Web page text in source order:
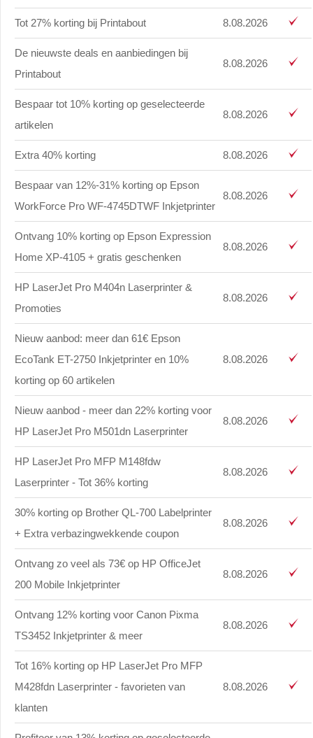
Tot 27% korting bij Printabout 8.08.2026
De nieuwste deals en aanbiedingen bij
Printabout
8.08.2026
Bespaar tot 10% korting op geselecteerde
artikelen
8.08.2026
Extra 40% korting 8.08.2026
Bespaar van 12%-31% korting op Epson
WorkForce Pro WF-4745DTWF Inkjetprinter
8.08.2026
Ontvang 10% korting op Epson Expression
Home XP-4105 + gratis geschenken
8.08.2026
HP LaserJet Pro M404n Laserprinter &
Promoties
8.08.2026
Nieuw aanbod: meer dan 61€ Epson
EcoTank ET-2750 Inkjetprinter en 10%
korting op 60 artikelen
8.08.2026
Nieuw aanbod - meer dan 22% korting voor
HP LaserJet Pro M501dn Laserprinter
8.08.2026
HP LaserJet Pro MFP M148fdw
Laserprinter - Tot 36% korting
8.08.2026
30% korting op Brother QL-700 Labelprinter
+ Extra verbazingwekkende coupon
8.08.2026
Ontvang zo veel als 73€ op HP OfficeJet
200 Mobile Inkjetprinter
8.08.2026
Ontvang 12% korting voor Canon Pixma
TS3452 Inkjetprinter & meer
8.08.2026
Tot 16% korting op HP LaserJet Pro MFP
M428fdn Laserprinter - favorieten van
klanten
8.08.2026